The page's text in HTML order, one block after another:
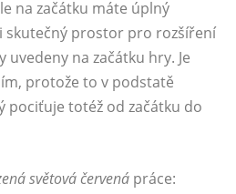
na začátku máte úplný
skutečný prostor pro rozšíření
na začátku hry. Je
protože to v podstatě
pociťuje totéž od začátku do
světová červená práce: